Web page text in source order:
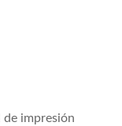
de impresión